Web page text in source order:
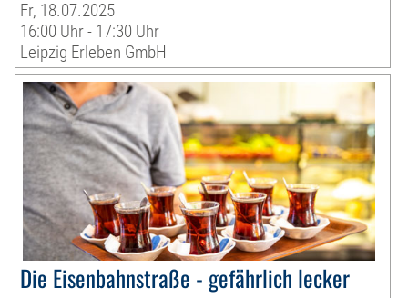
Fr, 18.07.2025
16:00 Uhr - 17:30 Uhr
Leipzig Erleben GmbH
Die Eisenbahnstraße - gefährlich lecker